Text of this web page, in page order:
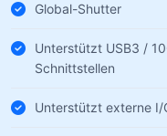
Global-Shutter
Unterstützt USB3 /
Schnittstellen
Unterstützt externe I/